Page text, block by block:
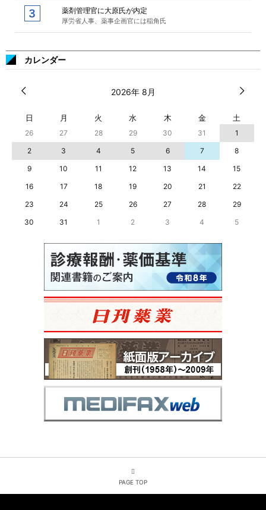
薬剤管理官に大原氏が内定
厚労省人事、薬事企画官には稲角氏
カレンダー
2026年 8月
日 月 火 水 木 金 土
26 27 28 29 30 31
1
2
3 4 5 6 7
8
9
10 11 12 13 14
15
16
17 18 19 20 21
22
23
24 25 26 27 28
29
30
31 1 2 3 4 5
PAGE TOP